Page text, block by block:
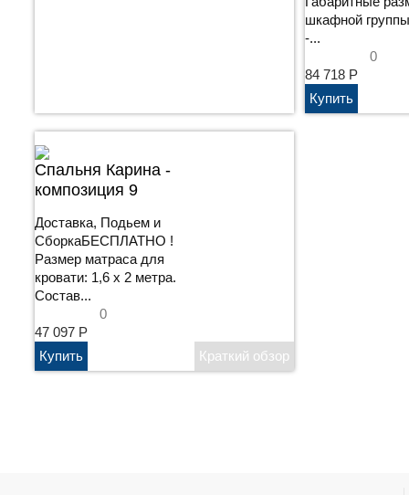
шкафной
-...
0
84 718 Р
Cпальня Карина -
композиция 9
Доставка, Подьем и
СборкаБЕСПЛАТНО !
Размер матраса для
кровати: 1,6 х 2 метра.
Состав...
0
47 097 Р